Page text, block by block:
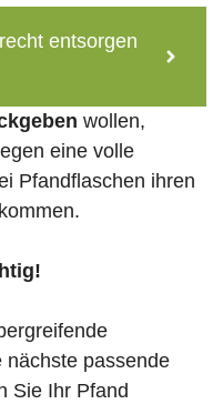
entsorgen
wollen,
eine volle
Pfandflaschen ihren
nächste passende
Sie Ihr Pfand